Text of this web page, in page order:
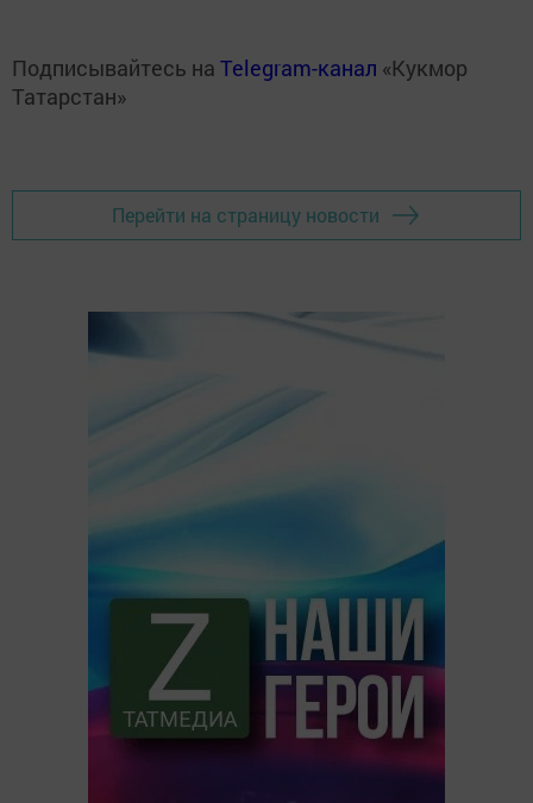
Подписывайтесь на Telegram-канал «Кукмор
Татарстан»
Перейти на страницу новости